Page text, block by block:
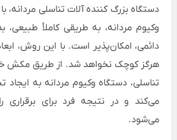
دستگاه بزرگ‌ کننده آلات تناسلی مردانه،
وکیوم مردانه، به طریقی کاملاً طبیعی،
دائمی، امکان‌پذیر است. با این روش،
هرگز کوچک نخواهد شد. از طریق مکش
تناسلی، دستگاه وکیوم مردانه به
می‌کند و در نتیجه فرد برای برقراری
می‌شود.